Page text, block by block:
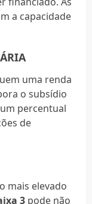
a capacidade
uma renda
o subsídio
percentual
de
mais elevado
3pode não